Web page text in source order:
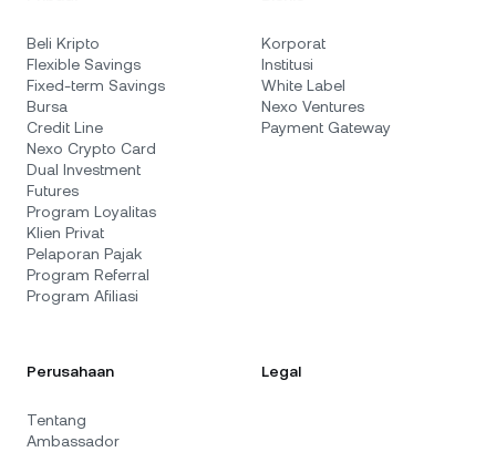
Beli Kripto
Flexible Savings
Fixed-term Savings
Bursa
Credit Line
Nexo Crypto Card
Dual Investment
Futures
Program Loyalitas
Klien Privat
Pelaporan Pajak
Program Referral
Program Afiliasi
Korporat
Institusi
White Label
Nexo Ventures
Payment Gateway
Perusahaan
Tentang
Ambassador
Legal